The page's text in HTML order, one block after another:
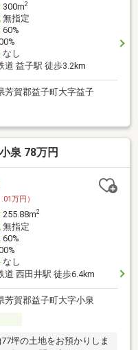
300m2
無指定
60%
なし
道 益子駅 徒歩3.2km
芳賀郡益子町大字益子
泉 78万円
万円）
255.88m2
無指定
60%
なし
道 西田井駅 徒歩6.4km
芳賀郡益子町大字小泉
坪の土地をお預かりしま